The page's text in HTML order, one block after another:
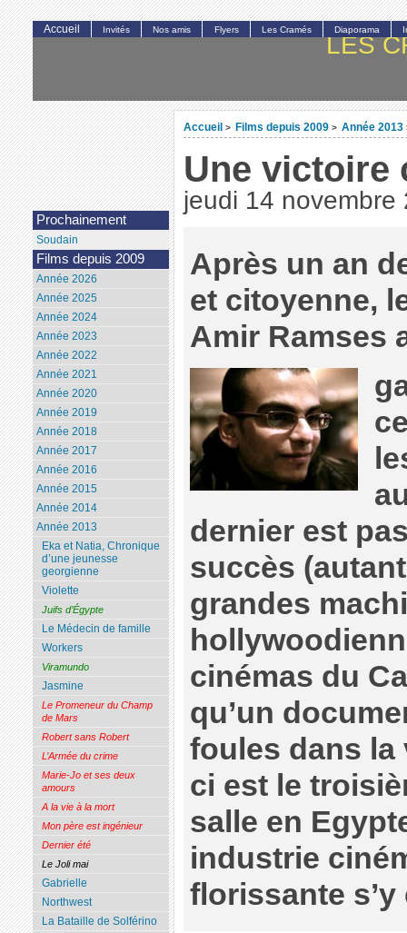
LES
Accueil > Films depuis 2009 > Année 2013
Une victoire
jeudi 14 novembre
Après un an
et citoyenne,
Amir Ramses
dernier est
succès
grandes
cinémas du
qu’un
foules dans la
ci est le
salle en
industrie
florissante
Accueil Invités Nos amis Flyers Les Cramés Diaporama
Prochainement
Soudain
Films depuis 2009
Année 2026
Année 2025
Année 2024
Année 2023
Année 2022
Année 2021
Année 2020
Année 2019
Année 2018
Année 2017
Année 2016
Année 2015
Année 2014
Année 2013
Eka et Natia, Chronique
d’une jeunesse
georgienne
Violette
Juifs d’Égypte
Le Médecin de famille
Workers
Viramundo
Jasmine
Le Promeneur du Champ
de Mars
Robert sans Robert
L’Armée du crime
Marie-Jo et ses deux
amours
A la vie à la mort
Mon père est ingénieur
Dernier été
Le Joli mai
Gabrielle
Northwest
La Bataille de Solférino